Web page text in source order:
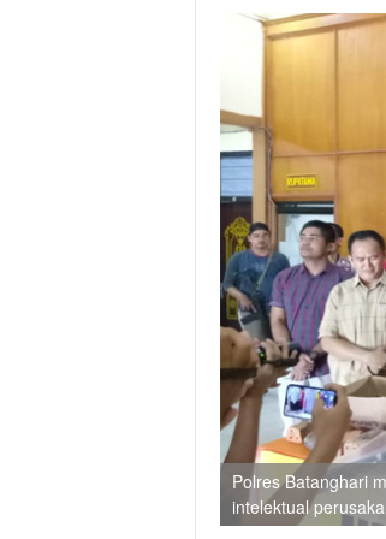
Polres Batanghari
intelektual